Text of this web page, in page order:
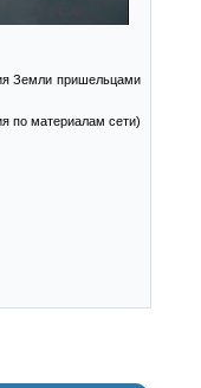
Земли пришельцами
по материалам сети)